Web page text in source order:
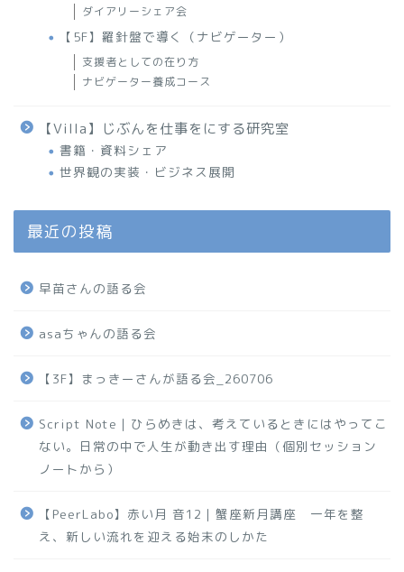
ダイアリーシェア会
【5F】羅針盤で導く（ナビゲーター）
支援者としての在り方
ナビゲーター養成コース
【Villa】じぶんを仕事をにする研究室
書籍・資料シェア
世界観の実装・ビジネス展開
最近の投稿
早苗さんの語る会
asaちゃんの語る会
【3F】まっきーさんが語る会_260706
Script Note｜ひらめきは、考えているときにはやってこ
ない。日常の中で人生が動き出す理由（個別セッション
ノートから）
【PeerLabo】赤い月 音12｜蟹座新月講座 一年を整
え、新しい流れを迎える始末のしかた